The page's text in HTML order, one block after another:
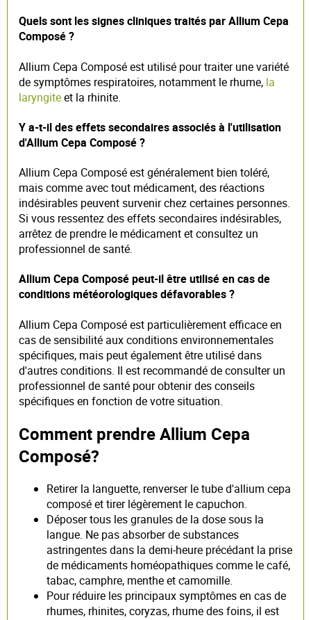
Quels sont les signes cliniques traités par Allium Cepa
Composé ?
Allium Cepa Composé est utilisé pour traiter une variété
de symptômes respiratoires, notamment le rhume, la
laryngiteet la rhinite.
Y a-t-il des effets secondaires associés à l'utilisation
d'Allium Cepa Composé ?
Allium Cepa Composé est généralement bien toléré,
mais comme avec tout médicament, des réactions
indésirables peuvent survenir chez certaines personnes.
Si vous ressentez des effets secondaires indésirables,
arrêtez de prendre le médicament et consultez un
professionnel de santé.
Allium Cepa Composé peut-il être utilisé en cas de
conditions météorologiques défavorables ?
Allium Cepa Composé est particulièrement efficace en
cas de sensibilité aux conditions environnementales
spécifiques, mais peut également être utilisé dans
d'autres conditions. Il est recommandé de consulter un
professionnel de santé pour obtenir des conseils
spécifiques en fonction de votre situation.
Comment prendre Allium Cepa
Composé?
Retirer la languette, renverser le tube d'allium cepa
composé et tirer légèrement le capuchon.
Déposer tous les granules de la dose sous la
langue. Ne pas absorber de substances
astringentes dans la demi-heure précédant la prise
de médicaments homéopathiques comme le café,
tabac, camphre, menthe et camomille.
Pour réduire les principaux symptômes en cas de
rhumes, rhinites, coryzas, rhume des foins, il est